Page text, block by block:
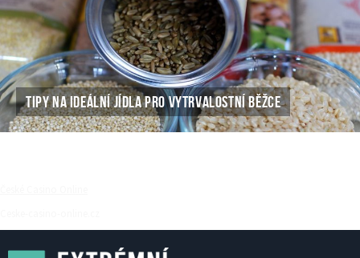
TIPY NA IDEÁLNÍ JÍDLA PRO VYTRVALOSTNÍ BĚŽCE